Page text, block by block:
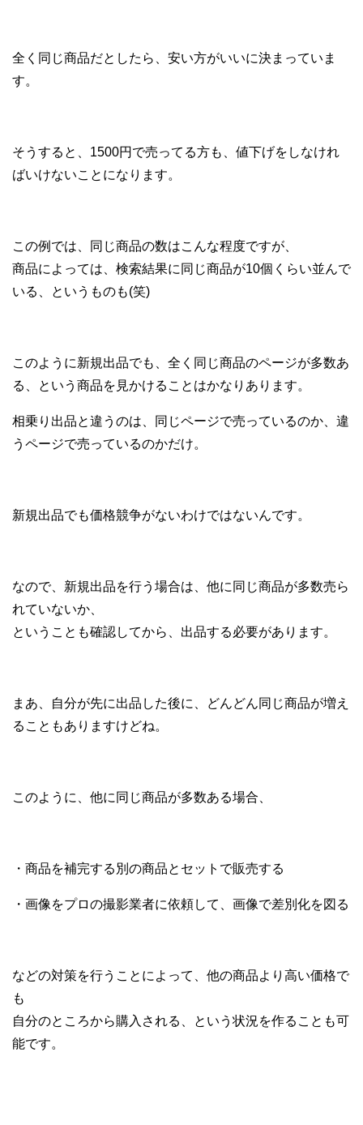
全く同じ商品だとしたら、安い方がいいに決まっていま
す。
そうすると、1500円で売ってる方も、値下げをしなけれ
ばいけないことになります。
この例では、同じ商品の数はこんな程度ですが、
商品によっては、検索結果に同じ商品が10個くらい並んで
いる、というものも(笑)
このように新規出品でも、全く同じ商品のページが多数あ
る、という商品を見かけることはかなりあります。
相乗り出品と違うのは、同じページで売っているのか、違
うページで売っているのかだけ。
新規出品でも価格競争がないわけではないんです。
なので、新規出品を行う場合は、他に同じ商品が多数売ら
れていないか、
ということも確認してから、出品する必要があります。
まあ、自分が先に出品した後に、どんどん同じ商品が増え
ることもありますけどね。
このように、他に同じ商品が多数ある場合、
・商品を補完する別の商品とセットで販売する
・画像をプロの撮影業者に依頼して、画像で差別化を図る
などの対策を行うことによって、他の商品より高い価格で
も
自分のところから購入される、という状況を作ることも可
能です。